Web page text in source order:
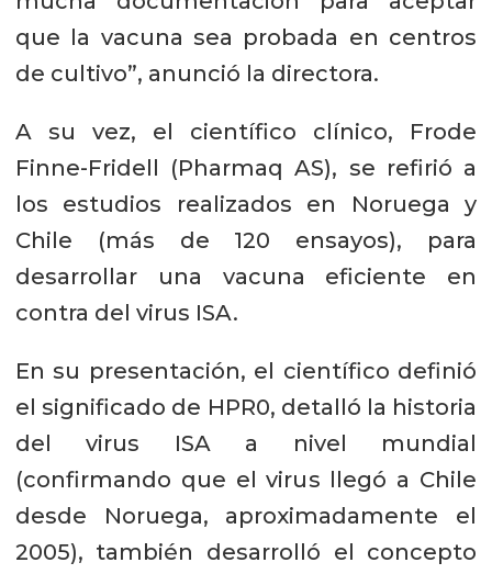
que la vacuna sea probada en centros
de cultivo”, anunció la directora.
A su vez, el científico clínico, Frode
Finne-Fridell (Pharmaq AS), se refirió a
los estudios realizados en Noruega y
Chile (más de 120 ensayos), para
desarrollar una vacuna eficiente en
contra del virus ISA.
En su presentación, el científico definió
el significado de HPR0, detalló la historia
del virus ISA a nivel mundial
(confirmando que el virus llegó a Chile
desde Noruega, aproximadamente el
2005), también desarrolló el concepto